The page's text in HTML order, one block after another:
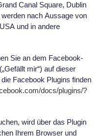
Canal Square, Dublin
nach Aussage von
und in andere
Sie an dem Facebook-
mir“) auf dieser
Facebook Plugins finden
docs/plugins/?
wird über das Plugin
Ihrem Browser und